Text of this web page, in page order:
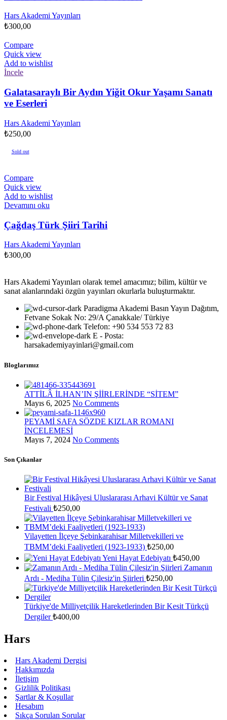
Hars Akademi Yayınları
₺300,00
Compare
Quick view
Add to wishlist
İncele
Galatasaraylı Bir Aydın Yiğit Okur Yaşamı Sanatı
ve Eserleri
Hars Akademi Yayınları
₺250,00
Sold out
Compare
Quick view
Add to wishlist
Devamını oku
Çağdaş Türk Şiiri Tarihi
Hars Akademi Yayınları
₺300,00
Hars Akademi Yayınları olarak temel amacımız; bilim, kültür ve
sanat alanlarındaki özgün yayınları okurlarla buluşturmaktır.
Paradigma Akademi Basın Yayın Dağıtım,
Fetvane Sokak No: 29/A Çanakkale/ Türkiye
Telefon: +90 534 553 72 83
E - Posta:
harsakademiyayinlari@gmail.com
Bloglarımız
ATTİLÂ İLHAN’IN ŞİİRLERİNDE “SİTEM”
Mayıs 6, 2025 No Comments
PEYAMİ SAFA SÖZDE KIZLAR ROMANI
İNCELEMESİ
Mayıs 7, 2024 No Comments
Son Çıkanlar
Bir Festival Hikâyesi Uluslararası Arhavi Kültür ve Sanat
Festivali ₺250,00
Vilayetten İlçeye Şebinkarahisar Milletvekilleri ve
TBMM’deki Faaliyetleri (1923-1933) ₺250,00
Yeni Hayat Edebiyatı ₺450,00
Zamanın
Ardı - Mediha Tülin Çilesiz'in Şiirleri ₺250,00
Türkiye'de Milliyetçilik Hareketlerinden Bir Kesit Türkçü
Dergiler₺400,00
Hars
Hars Akademi Dergisi
Hakkımızda
İletişim
Gizlilik Politikası
Şartlar & Koşullar
Hesabım
Sıkça Sorulan Sorular